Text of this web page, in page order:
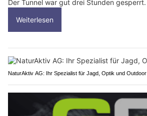
Der Tunnel war gut drei Stunden gesperrt.
Weiterlesen
NaturAktiv AG: Ihr Spezialist für Jagd, Optik und Outdoor